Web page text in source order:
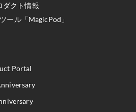
ダクト情報
ール「MagicPod」
Portal